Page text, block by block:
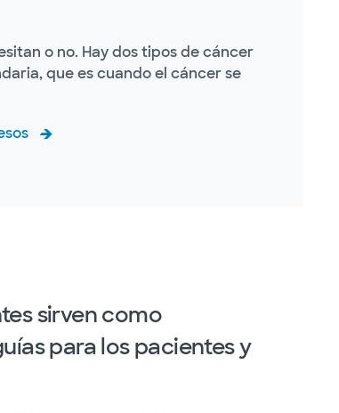
o no. Hay dos tipos de cáncer
que es cuando el cáncer se
sirven como
para los pacientes y